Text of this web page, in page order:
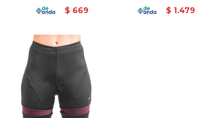
$ 669
$ 1.479